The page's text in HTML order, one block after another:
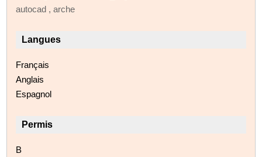
autocad , arche
Langues
Français
Anglais
Espagnol
Permis
B